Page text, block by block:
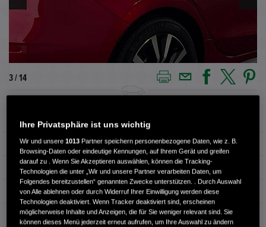
3 / 14
Außenfarbe Premium Crystal Red Metallic
Kilometerstand 2.950 km
Kraftstoffart Benzin
Getriebe Automatik
Türen 5
Ihre Privatsphäre ist uns wichtig
Wir und unsere1013 Partner speichern personenbezogene Daten, wie z. B.
Browsing-Daten oder eindeutige Kennungen, auf Ihrem Gerät und greifen
darauf zu . Wenn Sie Akzeptieren auswählen, können die Tracking-
Technologien die unter „Wir und unsere Partner verarbeiten Daten, um
Folgendes bereitzustellen“ genannten Zwecke unterstützen. . Durch Auswahl
von Alle ablehnen oder durch Widerruf Ihrer Einwilligung werden diese
Technologien deaktiviert. Wenn Tracker deaktiviert sind, erscheinen
möglicherweise Inhalte und Anzeigen, die für Sie weniger relevant sind. Sie
können dieses Menü jederzeit erneut aufrufen, um Ihre Auswahl zu ändern